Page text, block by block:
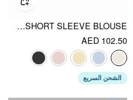
LACE TRIM V-NECK DRAWSTRING SHORT SLEEVE BLOUSE
AED 102.50
الشحن السريع